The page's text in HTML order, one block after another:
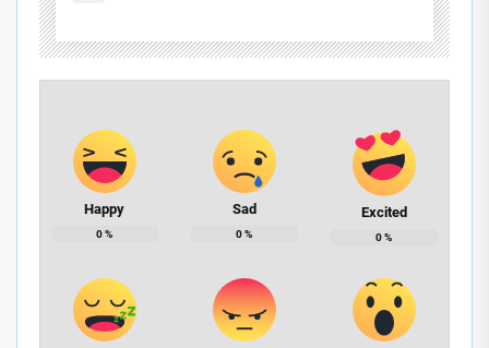
Happy
0%
Sad
0%
Excited
0%